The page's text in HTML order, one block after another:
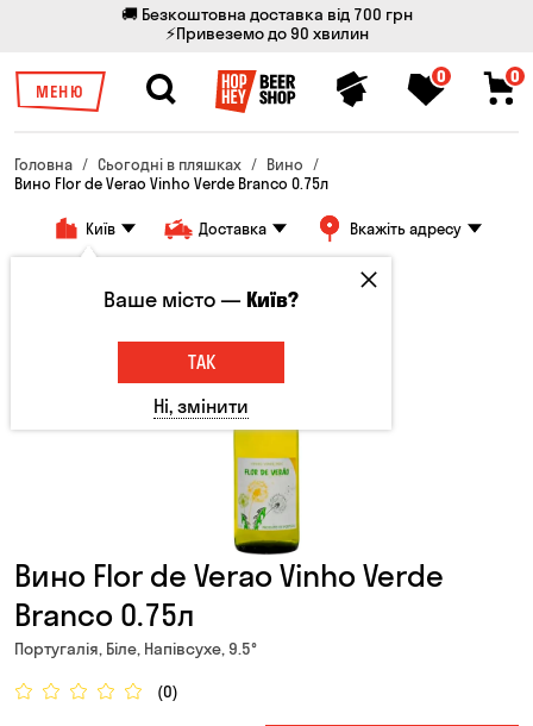
🚚 Безкоштовна доставка від 700 грн
⚡Привеземо до 90 хвилин
МЕНЮ
0 0
Головна Сьогодні в пляшках
Вино
Вино Flor de Verao Vinho Verde Branco 0.75л
Київ Доставка Вкажіть адресу
Вино Flor de Verao Vinho Verde
Branco 0.75л
Португалія, Біле, Напівсухе, 9.5°
(0)
Ваше місто —Київ?
ТАК
Ні, змінити